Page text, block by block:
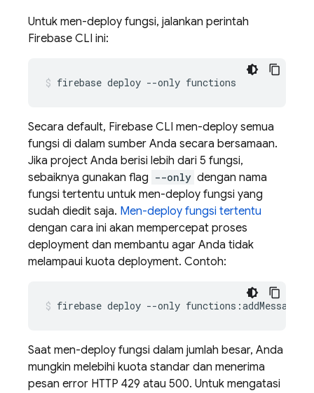
Untuk men-deploy fungsi, jalankan perintah
Firebase CLI ini:
Secara default, Firebase CLI men-deploy semua
fungsi di dalam sumber Anda secara bersamaan.
Jika project Anda berisi lebih dari 5 fungsi,
sebaiknya gunakan flag --only dengan nama
fungsi tertentu untuk men-deploy fungsi yang
sudah diedit saja. Men-deploy fungsi tertentu
dengan cara ini akan mempercepat proses
deployment dan membantu agar Anda tidak
melampaui kuota deployment. Contoh:
Saat men-deploy fungsi dalam jumlah besar, Anda
mungkin melebihi kuota standar dan menerima
pesan error HTTP 429 atau 500. Untuk mengatasi